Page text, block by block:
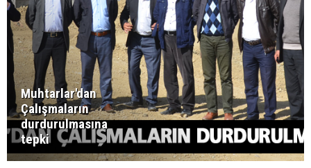
Muhtarlar'dan
Çalışmaların
durdurulmasına
tepki